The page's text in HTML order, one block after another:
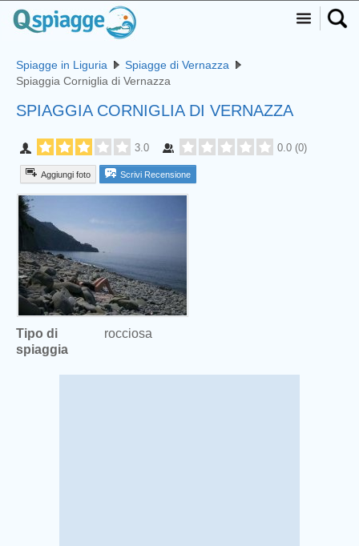
Spiagge in Liguria
Spiagge di Vernazza
Spiaggia Corniglia di Vernazza
SPIAGGIA CORNIGLIA DI VERNAZZA
3.0 0.0 (0)
Aggiungi foto Scrivi Recensione
Tipo di
spiaggia
rocciosa